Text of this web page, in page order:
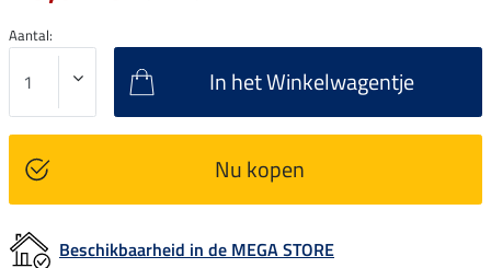
Aantal:
In het Winkelwagentje
Nu kopen
Beschikbaarheid in de MEGA STORE